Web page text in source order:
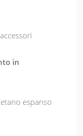
in
espanso